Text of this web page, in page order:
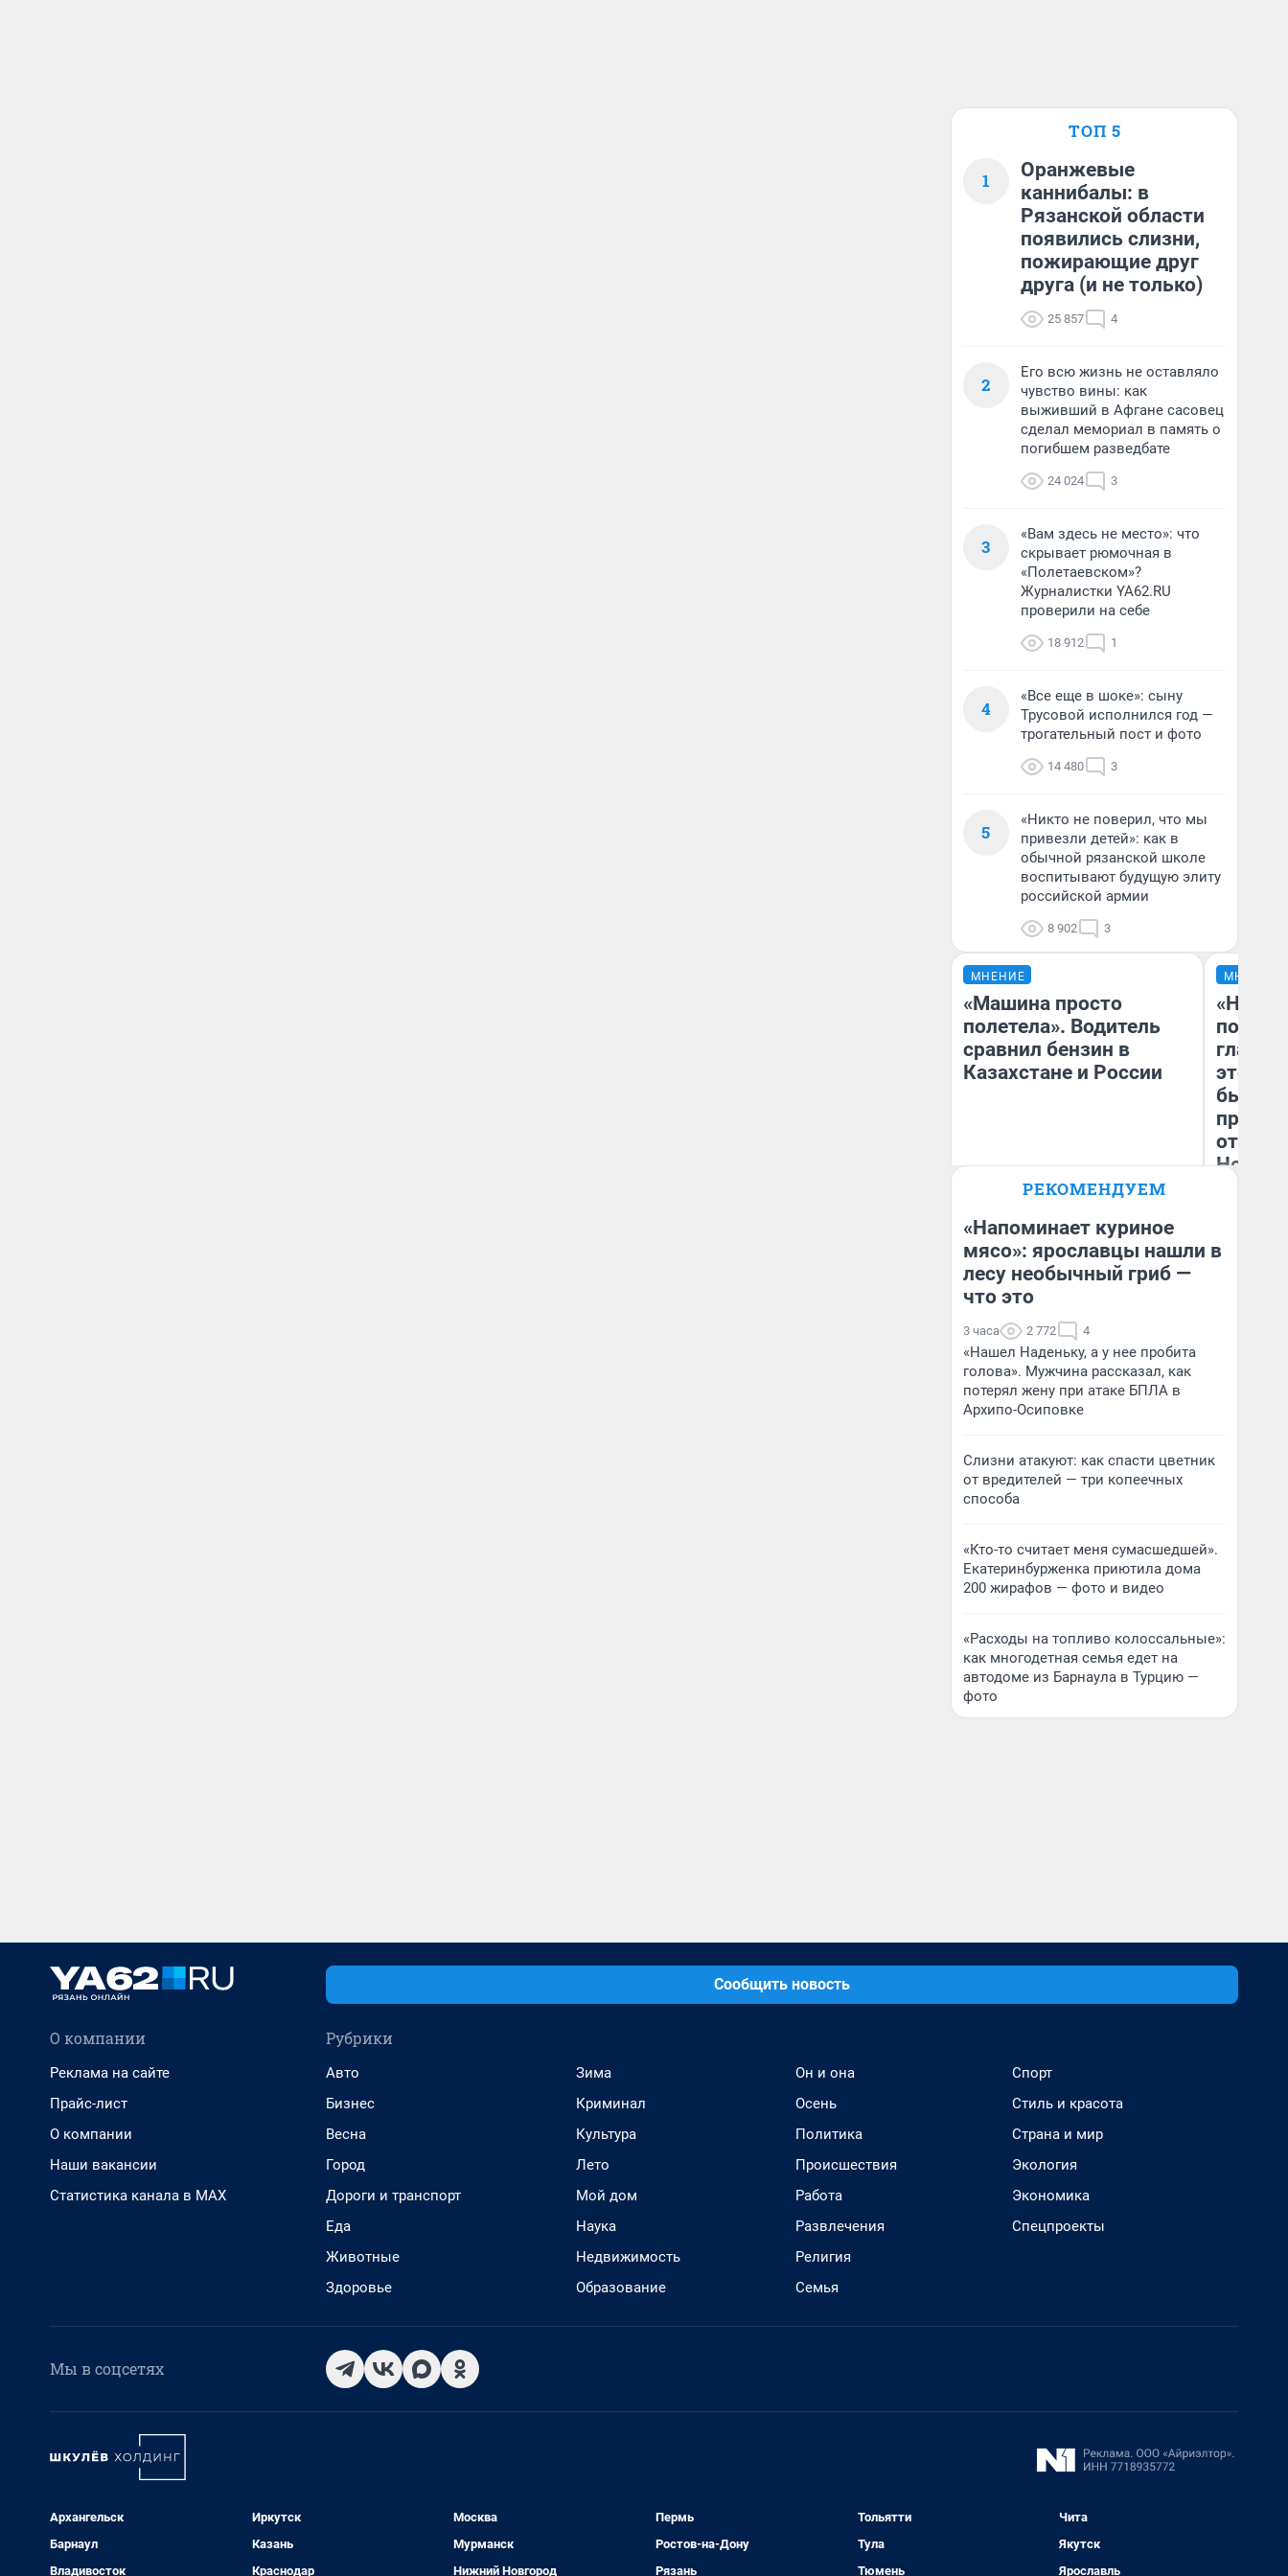
ТОП 5
1
Оранжевые
каннибалы: в
Рязанской области
появились слизни,
пожирающие друг
друга (и не только)
25 857 4
2
Его всю жизнь не оставляло
чувство вины: как
выживший в Афгане сасовец
сделал мемориал в память о
погибшем разведбате
24 024 3
3
«Вам здесь не место»: что
скрывает рюмочная в
«Полетаевском»?
Журналистки YA62.RU
проверили на себе
18 912 1
4
«Все еще в шоке»: сыну
Трусовой исполнился год —
трогательный пост и фото
14 480 3
5
«Никто не поверил, что мы
привезли детей»: как в
обычной рязанской школе
воспитывают будущую элиту
российской армии
8 902 3
МНЕНИЕ
«Машина просто
полетела». Водитель
сравнил бензин в
Казахстане и России
Анатолий Кузнецов
МНЕНИЕ
этого
бьет
отзыв
Нолана
РЕКОМЕНДУЕМ
«Напоминает куриное
мясо»: ярославцы нашли в
лесу необычный гриб —
что это
3 часа 2 772 4
«Нашел Наденьку, а у нее пробита
голова». Мужчина рассказал, как
потерял жену при атаке БПЛА в
Архипо-Осиповке
Слизни атакуют: как спасти цветник
от вредителей — три копеечных
способа
«Кто-то считает меня сумасшедшей».
Екатеринбурженка приютила дома
200 жирафов — фото и видео
«Расходы на топливо колоссальные»:
как многодетная семья едет на
автодоме из Барнаула в Турцию —
фото
Сообщить новость
О компании
Реклама на сайте
Прайс-лист
О компании
Наши вакансии
Статистика канала в MAX
Рубрики
Авто
Бизнес
Весна
Город
Дороги и транспорт
Еда
Животные
Здоровье
Зима
Криминал
Культура
Лето
Мой дом
Наука
Недвижимость
Образование
Он и она
Осень
Политика
Происшествия
Работа
Развлечения
Религия
Семья
Спорт
Стиль и красота
Страна и мир
Экология
Экономика
Спецпроекты
Мы в соцсетях
Архангельск
Барнаул
Владивосток
Иркутск
Казань
Краснодар
Москва
Мурманск
Нижний Новгород
Пермь
Ростов-на-Дону
Рязань
Тольятти
Тула
Тюмень
Чита
Якутск
Ярославль